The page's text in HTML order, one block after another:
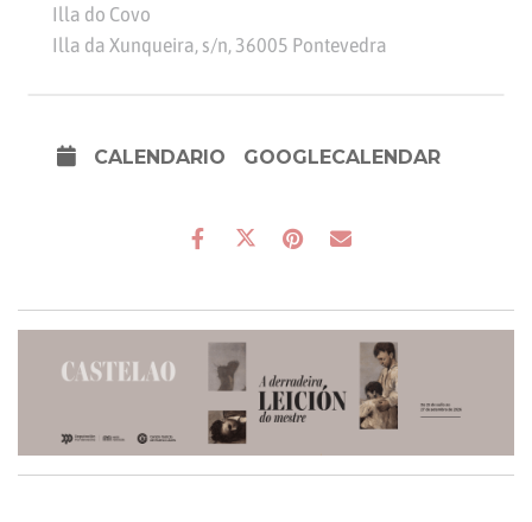
Illa do Covo
Illa da Xunqueira, s/n, 36005 Pontevedra
CALENDARIO GOOGLECALENDAR